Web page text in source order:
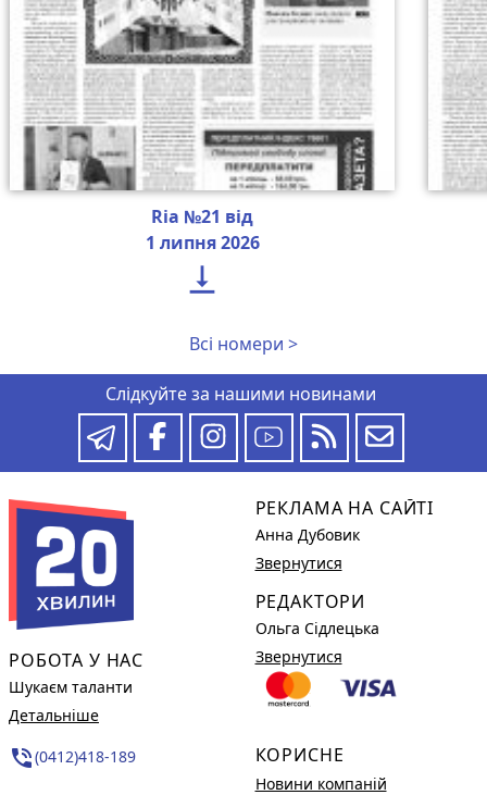
Ria №21 від
1 липня 2026

Всі номери >
Слідкуйте за нашими новинами
РОБОТА У НАС
Шукаєм таланти
Детальніше
phone_in_talk(0412)418-189
РЕКЛАМА НА САЙТІ
Анна Дубовик
Звернутися
РЕДАКТОРИ
Ольга Сідлецька
Звернутися
КОРИСНЕ
Новини компаній